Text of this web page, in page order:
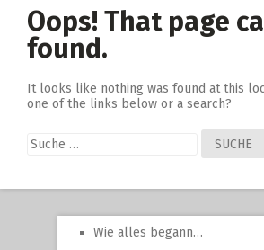
Oops! That page
found.
It looks like nothing was found at this
one of the links below or a search?
Suche
nach:
Wie alles begann…